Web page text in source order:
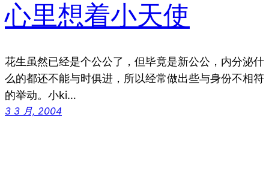
心里想着小天使
花生虽然已经是个公公了，但毕竟是新公公，内分泌什
么的都还不能与时俱进，所以经常做出些与身份不相符
的举动。小ki…
3 3 月, 2004